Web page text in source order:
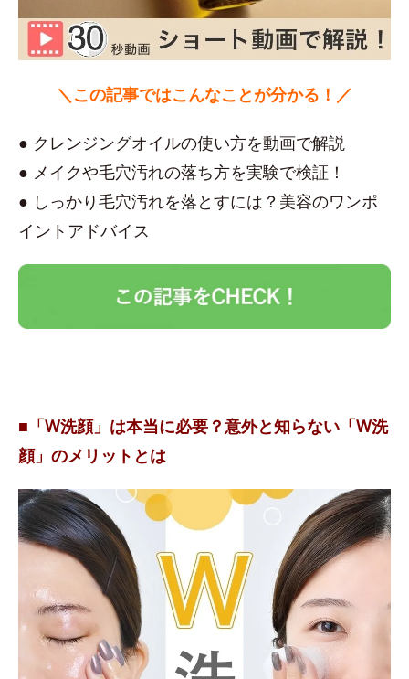
＼この記事ではこんなことが分かる！／
● クレンジングオイルの使い方を動画で解説
● メイクや毛穴汚れの落ち方を実験で検証！
● しっかり毛穴汚れを落とすには？美容のワンポ
イントアドバイス
■「W洗顔」は本当に必要？意外と知らない「W洗
顔」のメリットとは